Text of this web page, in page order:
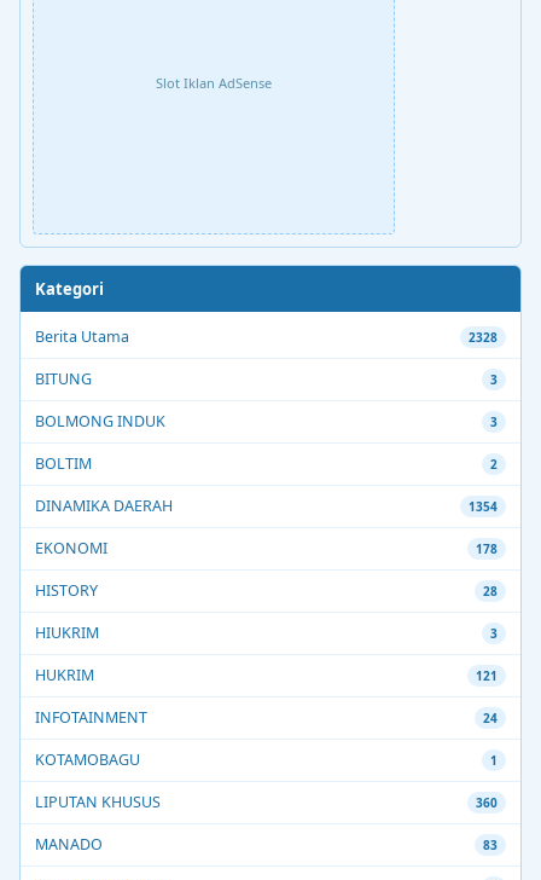
Slot Iklan AdSense
Kategori
Berita Utama 2328
BITUNG 3
BOLMONG INDUK 3
BOLTIM 2
DINAMIKA DAERAH 1354
EKONOMI 178
HISTORY 28
HIUKRIM 3
HUKRIM 121
INFOTAINMENT 24
KOTAMOBAGU 1
LIPUTAN KHUSUS 360
MANADO 83